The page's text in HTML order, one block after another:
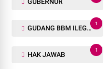
GUBERNUR
GUDANG BBM ILEGAL
1
HAK JAWAB
1